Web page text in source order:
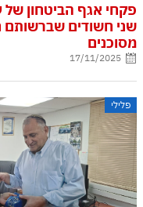
פקחי אגף הביטחון של
שני חשודים שברשותם
מסוכנים
17/11/2025
פלילי